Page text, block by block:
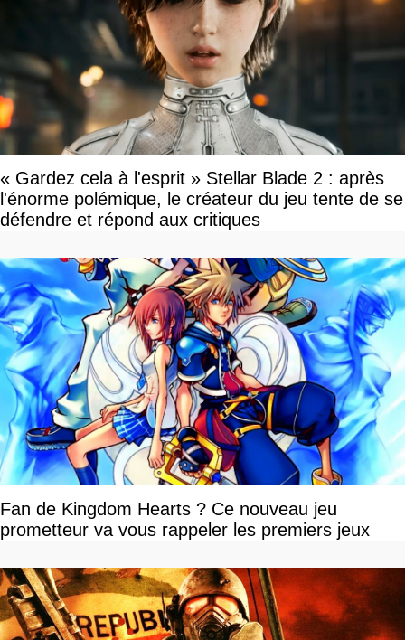
« Gardez cela à l'esprit » Stellar Blade 2 : après
l'énorme polémique, le créateur du jeu tente de se
défendre et répond aux critiques
Fan de Kingdom Hearts ? Ce nouveau jeu
prometteur va vous rappeler les premiers jeux